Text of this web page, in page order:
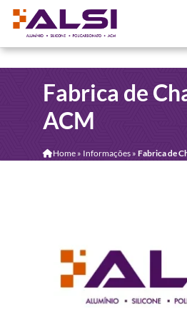
Fabrica de
ACM
Home» Informações » Fabrica de